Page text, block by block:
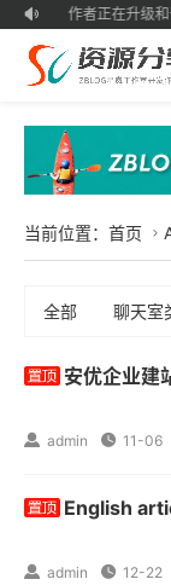
 作者正在升级和
当前位置： 首页 
全部 聊天室
安优企业建
 admin  11-06
English
 admin  12-22